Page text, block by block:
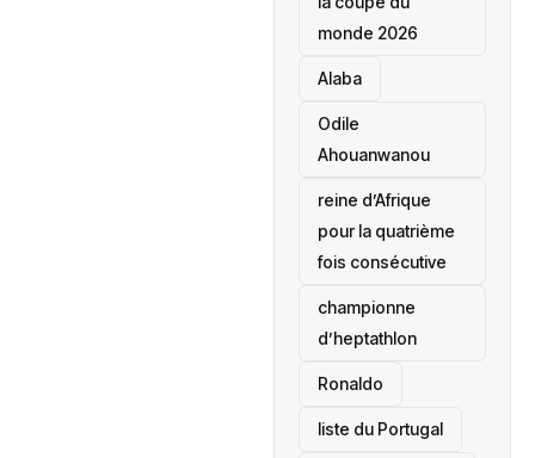
monde 2026
Alaba
Odile
Ahouanwanou
reine d’Afrique
pour la quatrième
fois consécutive
championne
d’heptathlon
Ronaldo
liste du Portugal